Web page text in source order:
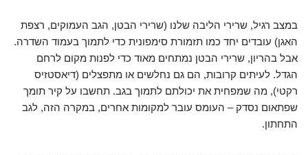
במצב רגיל, שרירי הליבה שלנו (שרירי הבטן, הגב העמוקים, רצפת
האגן) עובדים יחד כמו תזמורת סימפונית כדי לתמוך בעמוד השדרה.
אבל בהריון, שרירי הבטן נמתחים מאוד כדי לפנות מקום לרחם
הגדל. לעיתים קרובות, הם גם נחלשים או מתפצלים (דיאסטזיס
רקטי), מה שמפחית את יכולתם לתמוך בגב. תחשבו על קיר תומך
שפתאום נסדק – העומס עובר למקומות אחרים, במקרה הזה, לגב
התחתון.